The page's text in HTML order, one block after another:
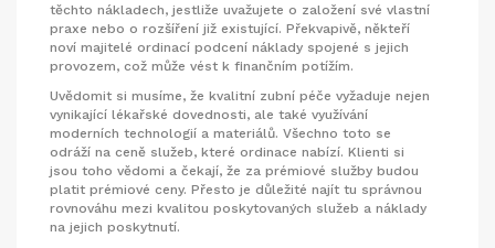
těchto nákladech, jestliže uvažujete o založení své vlastní
praxe nebo o rozšíření již existující. Překvapivě, někteří
noví majitelé ordinací podcení náklady spojené s jejich
provozem, což může vést k finančním potížím.
Uvědomit si musíme, že kvalitní zubní péče vyžaduje nejen
vynikající lékařské dovednosti, ale také využívání
moderních technologií a materiálů. Všechno toto se
odráží na ceně služeb, které ordinace nabízí. Klienti si
jsou toho vědomi a čekají, že za prémiové služby budou
platit prémiové ceny. Přesto je důležité najít tu správnou
rovnováhu mezi kvalitou poskytovaných služeb a náklady
na jejich poskytnutí.